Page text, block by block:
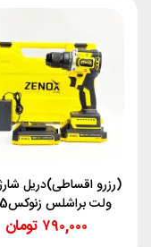
ولت براشلس زنوکس2105
تومان ۷۹۰,۰۰۰